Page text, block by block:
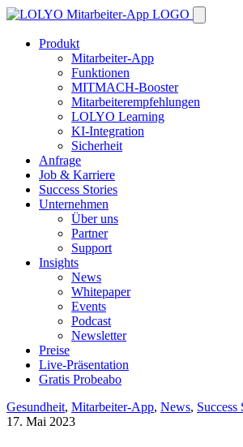
Produkt
Mitarbeiter-App
Funktionen
MITMACH-Booster
Mitarbeiterempfehlungen
LOLYO Learning
KI-Integration
Sicherheit
Anfrage
Job & Karriere
Success Stories
Unternehmen
Über uns
Partner
Support
Insights
News
Whitepaper
Events
Podcast
Newsletter
Preise
Live-Präsentation
Gratis Probeabo
Gesundheit, Mitarbeiter-App, News, Success
17. Mai 2023